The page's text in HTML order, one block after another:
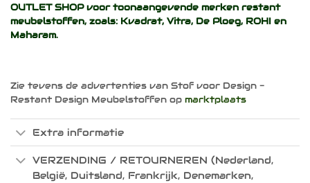
OUTLET SHOP voor toonaangevende merken restant
meubelstoffen, zoals: Kvadrat, Vitra, De Ploeg, ROHI en
Maharam.
Zie tevens de advertenties van Stof voor Design -
Restant Design Meubelstoffen op marktplaats
Extra informatie
VERZENDING / RETOURNEREN (Nederland,
België, Duitsland, Frankrijk, Denemarken,